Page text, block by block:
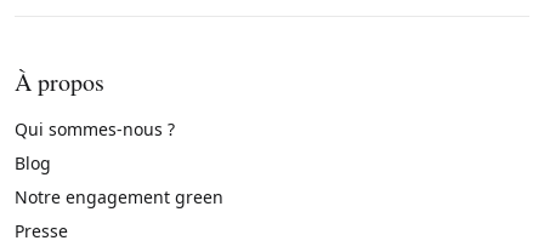
À propos
Qui sommes-nous ?
Blog
Notre engagement green
Presse